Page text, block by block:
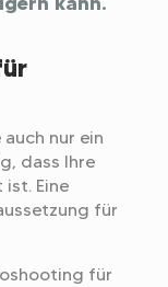
nur ein
dass Ihre
Eine
für
für